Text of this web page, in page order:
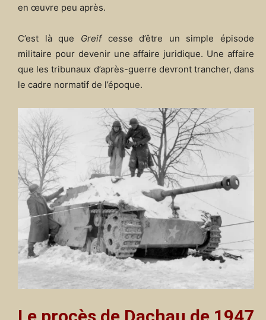
en œuvre peu après.
C’est là que Greifcesse d’être un simple épisode
militaire pour devenir une affaire juridique. Une affaire
que les tribunaux d’après-guerre devront trancher, dans
le cadre normatif de l’époque.